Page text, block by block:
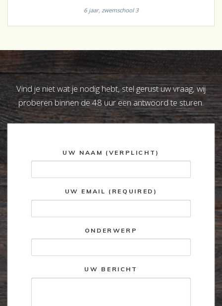
6 jaar, zwemschool 3
Vind je niet wat je nodig hebt, stel gerust uw vraag, wij
proberen binnen de 48 uur een antwoord te sturen.
UW NAAM (VERPLICHT)
UW EMAIL (REQUIRED)
ONDERWERP
UW BERICHT